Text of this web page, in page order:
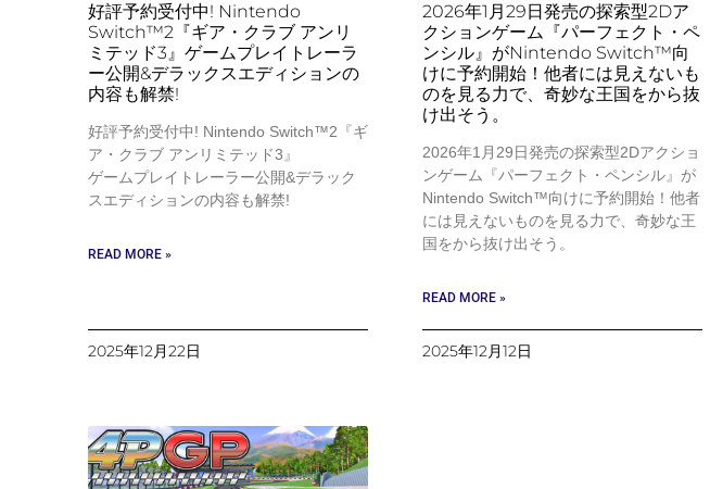
好評予約受付中! Nintendo
Switch™2『ギア・クラブ アンリ
ミテッド3』ゲームプレイトレーラ
ー公開&デラックスエディションの
内容も解禁!
好評予約受付中! Nintendo Switch™2『ギ
ア・クラブ アンリミテッド3』
ゲームプレイトレーラー公開&デラック
スエディションの内容も解禁!
READ MORE »
2025年12月22日
2026年1⽉29⽇発売の探索型2Dア
クションゲーム『パーフェクト・ペ
ンシル』がNintendo Switch™向
けに予約開始！他者には⾒えないも
のを⾒る⼒で、奇妙な王国をから抜
け出そう。
2026年1⽉29⽇発売の探索型2Dアクショ
ンゲーム『パーフェクト・ペンシル』が
Nintendo Switch™向けに予約開始！他者
には⾒えないものを⾒る⼒で、奇妙な王
国をから抜け出そう。
READ MORE »
2025年12月12日